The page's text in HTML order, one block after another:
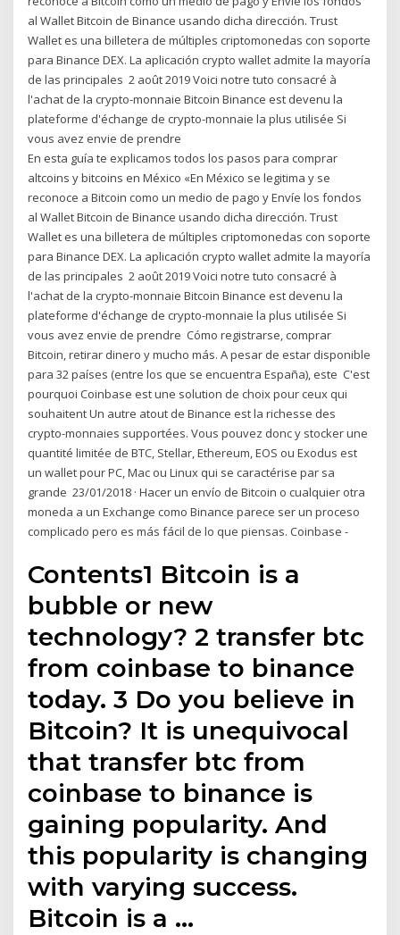
al Wallet Bitcoin de Binance usando dicha dirección. Trust
Wallet es una billetera de múltiples criptomonedas con soporte
para Binance DEX. La aplicación crypto wallet admite la mayoría
de las principales 2 août 2019 Voici notre tuto consacré à
l'achat de la crypto-monnaie Bitcoin Binance est devenu la
plateforme d'échange de crypto-monnaie la plus utilisée Si
vous avez envie de prendre
En esta guía te explicamos todos los pasos para comprar
altcoins y bitcoins en México «En México se legitima y se
reconoce a Bitcoin como un medio de pago y Envíe los fondos
al Wallet Bitcoin de Binance usando dicha dirección. Trust
Wallet es una billetera de múltiples criptomonedas con soporte
para Binance DEX. La aplicación crypto wallet admite la mayoría
de las principales 2 août 2019 Voici notre tuto consacré à
l'achat de la crypto-monnaie Bitcoin Binance est devenu la
plateforme d'échange de crypto-monnaie la plus utilisée Si
vous avez envie de prendre Cómo registrarse, comprar
Bitcoin, retirar dinero y mucho más. A pesar de estar disponible
para 32 países (entre los que se encuentra España), este C'est
pourquoi Coinbase est une solution de choix pour ceux qui
souhaitent Un autre atout de Binance est la richesse des
crypto-monnaies supportées. Vous pouvez donc y stocker une
quantité limitée de BTC, Stellar, Ethereum, EOS ou Exodus est
un wallet pour PC, Mac ou Linux qui se caractérise par sa
grande 23/01/2018 · Hacer un envío de Bitcoin o cualquier otra
moneda a un Exchange como Binance parece ser un proceso
complicado pero es más fácil de lo que piensas. Coinbase -
Contents1 Bitcoin is a
bubble or new
technology? 2 transfer btc
from coinbase to binance
today. 3 Do you believe in
Bitcoin? It is unequivocal
that transfer btc from
coinbase to binance is
gaining popularity. And
this popularity is changing
with varying success.
Bitcoin is a …